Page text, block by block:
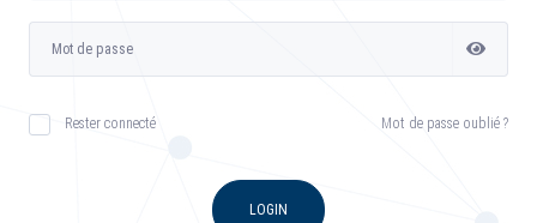
Rester connecté Mot de passe oublié ?
LOGIN